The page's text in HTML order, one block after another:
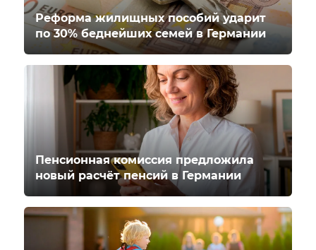
Реформа жилищных пособий ударит
по 30% беднейших семей в Германии
Пенсионная комиссия предложила
новый расчёт пенсий в Германии